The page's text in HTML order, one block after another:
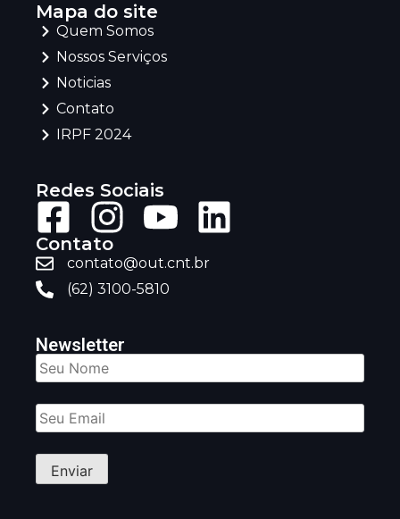
Mapa do site
Quem Somos
Nossos Serviços
Noticias
Contato
IRPF 2024
Redes Sociais
Contato
contato@out.cnt.br
(62) 3100-5810
Newsletter